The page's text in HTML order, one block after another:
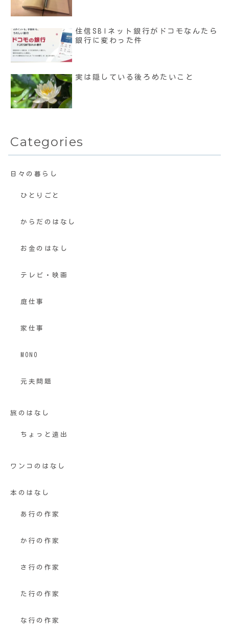
住信SBIネット銀行がドコモなんたら
銀行に変わった件
実は隠している後ろめたいこと
Categories
日々の暮らし
ひとりごと
からだのはなし
お金のはなし
テレビ・映画
庭仕事
家仕事
MONO
元夫問題
旅のはなし
ちょっと遠出
ワンコのはなし
本のはなし
あ行の作家
か行の作家
さ行の作家
た行の作家
な行の作家